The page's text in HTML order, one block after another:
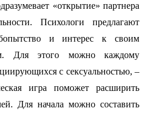
«открытие» партнера
Психологи предлагают
и интерес к своим
Для этого можно каждому
с сексуальностью, –
игра поможет расширить
Для начала можно составить